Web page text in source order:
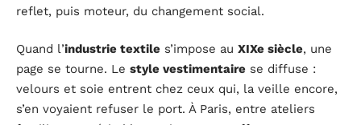
reflet, puis moteur, du changement social.
Quand l’industrie textile s’impose au XIXe siècle, une
page se tourne. Le style vestimentaire se diffuse :
velours et soie entrent chez ceux qui, la veille encore,
s’en voyaient refuser le port. À Paris, entre ateliers